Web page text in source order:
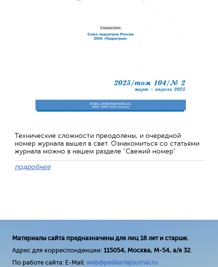
Технические сложности преодолены, и очередной
номер журнала вышел в свет. Ознакомиться со статьями
журнала можно в нашем разделе "Свежий номер"
подробнее
Материалы сайта предназначены для лиц 18 лет и старше.
Адрес для корреспонденции: 115054, Москва, М-54, а/я 32.
По работе сайта: E-Mail: web@pediatriajournal.ru